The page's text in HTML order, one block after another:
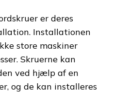
er deres
Installationen
store maskiner
Skruerne kan
ved hjælp af en
og de kan installeres